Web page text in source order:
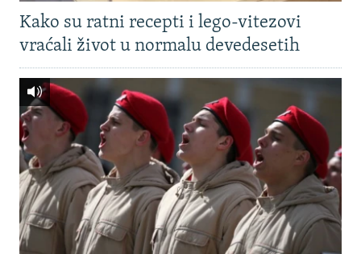
Kako su ratni recepti i lego-vitezovi
vraćali život u normalu devedesetih